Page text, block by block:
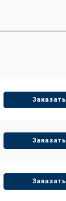
Заказать
Заказать
Заказать